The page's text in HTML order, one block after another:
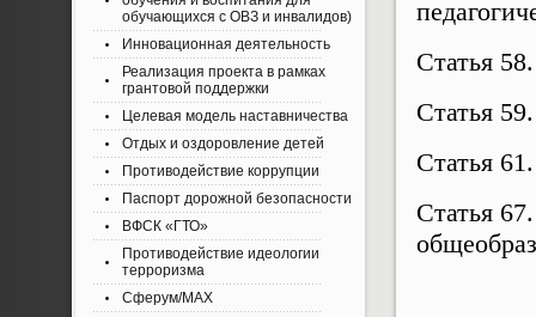
Статья
Статья
Статья
Статья
обучающихся с ОВЗ и инвалидов)
Инновационная деятельность
Реализация проекта в рамках
грантовой поддержки
Целевая модель наставничества
Отдых и оздоровление детей
Противодействие коррупции
Паспорт дорожной безопасности
ВФСК «ГТО»
Противодействие идеологии
терроризма
Сферум/MAX